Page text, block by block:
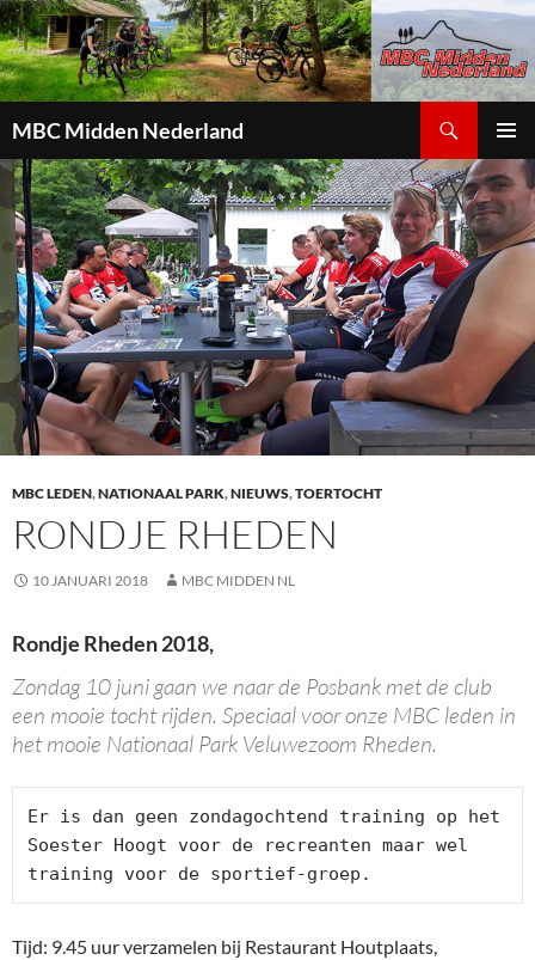
MBC Midden Nederland
MENU
NAAR
DE
INHOUD
MBC LEDEN,NATIONAAL PARK,NIEUWS,TOERTOCHT
RONDJE RHEDEN
10 JANUARI 2018 MBC MIDDEN NL
Rondje Rheden 2018,
Zondag 10 juni gaan we naar de Posbank met de club
een mooie tocht rijden. Speciaal voor onze MBC leden in
het mooie Nationaal Park Veluwezoom Rheden.
Er is dan geen zondagochtend training op het
Soester Hoogt voor de recreanten maar wel
training voor de sportief-groep.
Tijd: 9.45 uur verzamelen bij Restaurant Houtplaats,